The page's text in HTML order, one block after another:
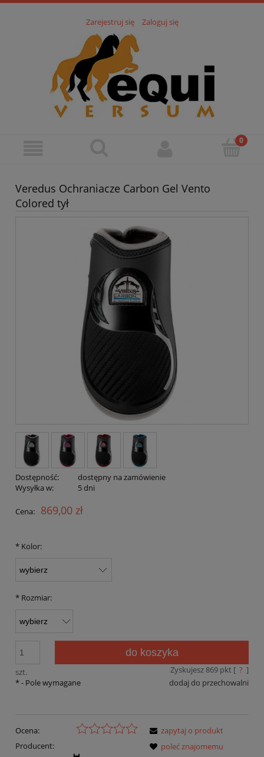
Zarejestruj się Zaloguj się
Veredus Ochraniacze Carbon Gel Vento
Colored tył
Dostępność:
dostępny na zamówienie
Wysyłka w:
5 dni
Cena: 869,00 zł
* Kolor:
* Rozmiar:
szt.
do koszyka
Zyskujesz 869pkt [ ? ]
dodaj do przechowalni
*- Pole wymagane
Ocena:
Producent:
zapytaj o produkt
poleć znajomemu